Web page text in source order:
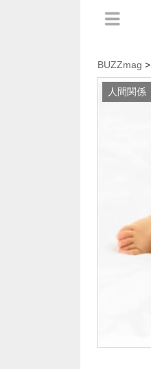
BUZZmag >
人間関係